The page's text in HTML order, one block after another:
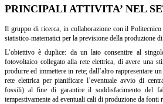
PRINCIPALI ATTIVITA’ NEL
Il gruppo di ricerca, in collaborazione con il
statistico-matematici per la previsione della produzione
L’obiettivo è duplice: da un lato consentire al
fotovoltaico collegato alla rete elettrica, di avere una
produrre ed immettere in rete; dall’altro rappresentare
rete elettrica per pianificare l’eventuale avvio di
fossili) al fine di garantire il soddisfacimento del
tempestivamente ad eventuali cali di produzione da fonti